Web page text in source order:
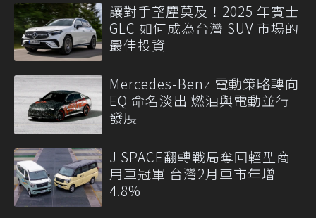
讓對手望塵莫及！2025 年賓士
GLC 如何成為台灣 SUV 市場的
最佳投資
Mercedes-Benz 電動策略轉向
EQ 命名淡出 燃油與電動並行
發展
J SPACE翻轉戰局奪回輕型商
用車冠軍 台灣2月車市年增
4.8%